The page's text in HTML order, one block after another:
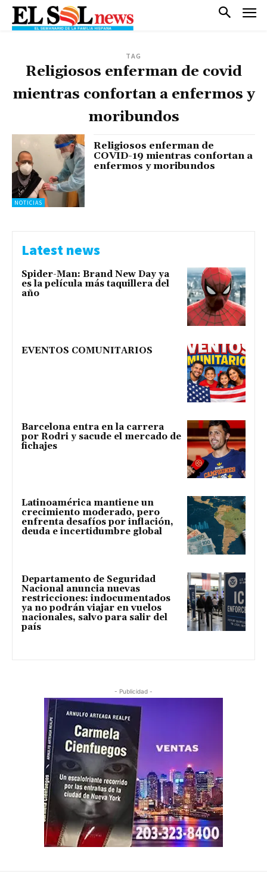
TAG
Religiosos enferman de covid
mientras confortan a enfermos y
moribundos
NOTICIAS
Religiosos enferman de
COVID-19 mientras confortan a
enfermos y moribundos
Latest news
Spider-Man: Brand New Day ya
es la película más taquillera del
año
EVENTOS COMUNITARIOS
Barcelona entra en la carrera
por Rodri y sacude el mercado de
fichajes
Latinoamérica mantiene un
crecimiento moderado, pero
enfrenta desafíos por inflación,
deuda e incertidumbre global
Departamento de Seguridad
Nacional anuncia nuevas
restricciones: indocumentados
ya no podrán viajar en vuelos
nacionales, salvo para salir del
país
- Publicidad -